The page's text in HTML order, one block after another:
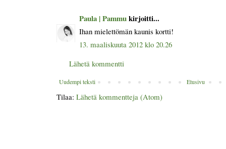
Paula | Pammukirjoitti...
Ihan mielettömän kaunis kortti!
13. maaliskuuta 2012 klo 20.26
Lähetä kommentti
Uudempi teksti Etusivu
Tilaa: Lähetä kommentteja (Atom)